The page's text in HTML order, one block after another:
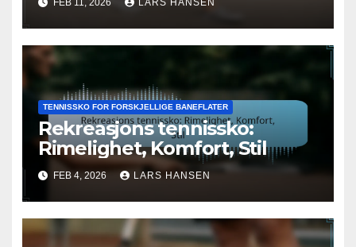
TENNISSKO FOR FORSKJELLIGE BANEFLATER
Rekreasjons tennissko:
Rimelighet, Komfort, Stil
FEB 4, 2026 LARS HANSEN